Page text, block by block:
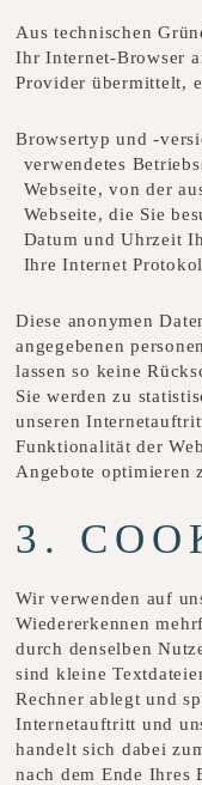
Aus technischen
Ihr Internet-Browser
Provider übermittelt,
Browsertyp und -
verwendetes
Webseite, von der
Webseite, die Sie
Datum und Uhrzeit
Ihre Internet
Diese anonymen
angegebenen
lassen so keine
Sie werden zu
unseren
Funktionalität der
Angebote optimieren
3.
Wir verwenden auf
Wiedererkennen
durch denselben
sind kleine
Rechner ablegt und
Internetauftritt und
handelt sich dabei
nach dem Ende Ihres